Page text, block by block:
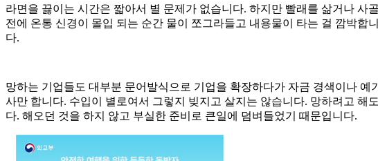
라면을 끓이는 시간은 짧아서 별 문제가 없습니다. 하지만 빨래를 삶거나 사
전에 온통 신경이 몰입 되는 순간 물이 쪼그라들고 내용물이 타는 걸 깜박합
다.
망하는 기업들도 대부분 문어발식으로 기업을 확장하다가 자금 경색이나
사만 합니다. 수입이 별로여서 그렇지 빚지고 살지는 않습니다. 망하려고 해
다. 해오던 것을 하지 않고 부실한 준비로 큰일에 덤벼들었기 때문입니다.